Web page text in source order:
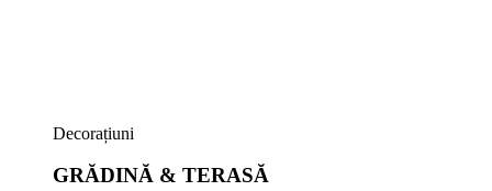
Decorațiuni
GRĂDINĂ & TERASĂ